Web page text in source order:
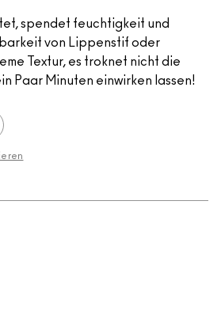
spendet feuchtigkeit und
von Lippenstif oder
Textur, es troknet nicht die
Paar Minuten einwirken lassen!